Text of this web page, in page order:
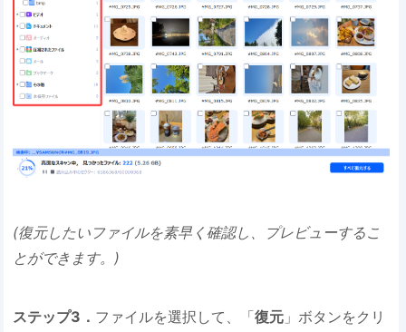
(復元したいファイルを素早く確認し、プレビューするこ
とができます。)
ステップ3． ファイルを選択して、「復元 」ボタンをクリ